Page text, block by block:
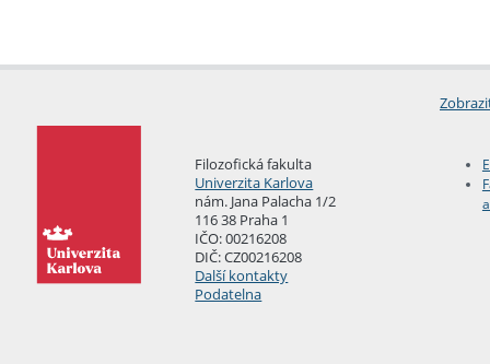
Filozofická fakulta
Univerzita Karlova
nám. Jana Palacha 1/2
116 38 Praha 1
IČO: 00216208
DIČ: CZ00216208
Další kontakty
Podatelna